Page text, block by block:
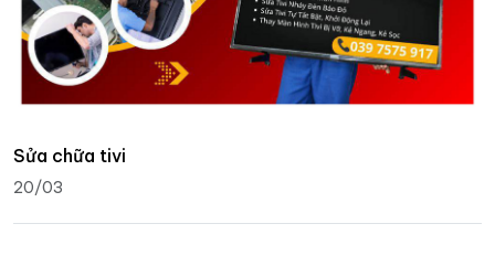
Sửa chữa tivi
20/03